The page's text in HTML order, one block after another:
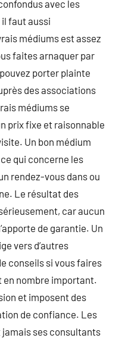
avec les
faut aussi
médiums est assez
faites arnaquer par
porter plainte
des associations
médiums se
prix fixe et raisonnable
Un bon médium
qui concerne les
rendez-vous dans ou
Le résultat des
car aucun
de garantie. Un
vers d’autres
conseils si vous faires
nombre important.
et imposent des
de confiance. Les
ses consultants